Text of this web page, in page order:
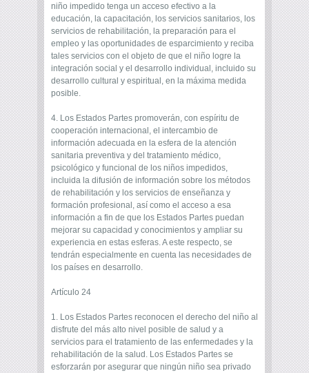
niño impedido tenga un acceso efectivo a la
educación, la capacitación, los servicios sanitarios, los
servicios de rehabilitación, la preparación para el
empleo y las oportunidades de esparcimiento y reciba
tales servicios con el objeto de que el niño logre la
integración social y el desarrollo individual, incluido su
desarrollo cultural y espiritual, en la máxima medida
posible.
4. Los Estados Partes promoverán, con espíritu de
cooperación internacional, el intercambio de
información adecuada en la esfera de la atención
sanitaria preventiva y del tratamiento médico,
psicológico y funcional de los niños impedidos,
incluida la difusión de información sobre los métodos
de rehabilitación y los servicios de enseñanza y
formación profesional, así como el acceso a esa
información a fin de que los Estados Partes puedan
mejorar su capacidad y conocimientos y ampliar su
experiencia en estas esferas. A este respecto, se
tendrán especialmente en cuenta las necesidades de
los países en desarrollo.
Artículo 24
1. Los Estados Partes reconocen el derecho del niño al
disfrute del más alto nivel posible de salud y a
servicios para el tratamiento de las enfermedades y la
rehabilitación de la salud. Los Estados Partes se
esforzarán por asegurar que ningún niño sea privado